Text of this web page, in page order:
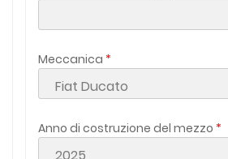
Meccanica
Anno di costruzione del mezzo